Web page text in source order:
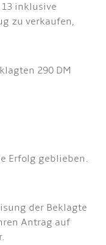
inklusive
zu verkaufen,
290 DM
Erfolg geblieben.
der Beklagte
Antrag auf